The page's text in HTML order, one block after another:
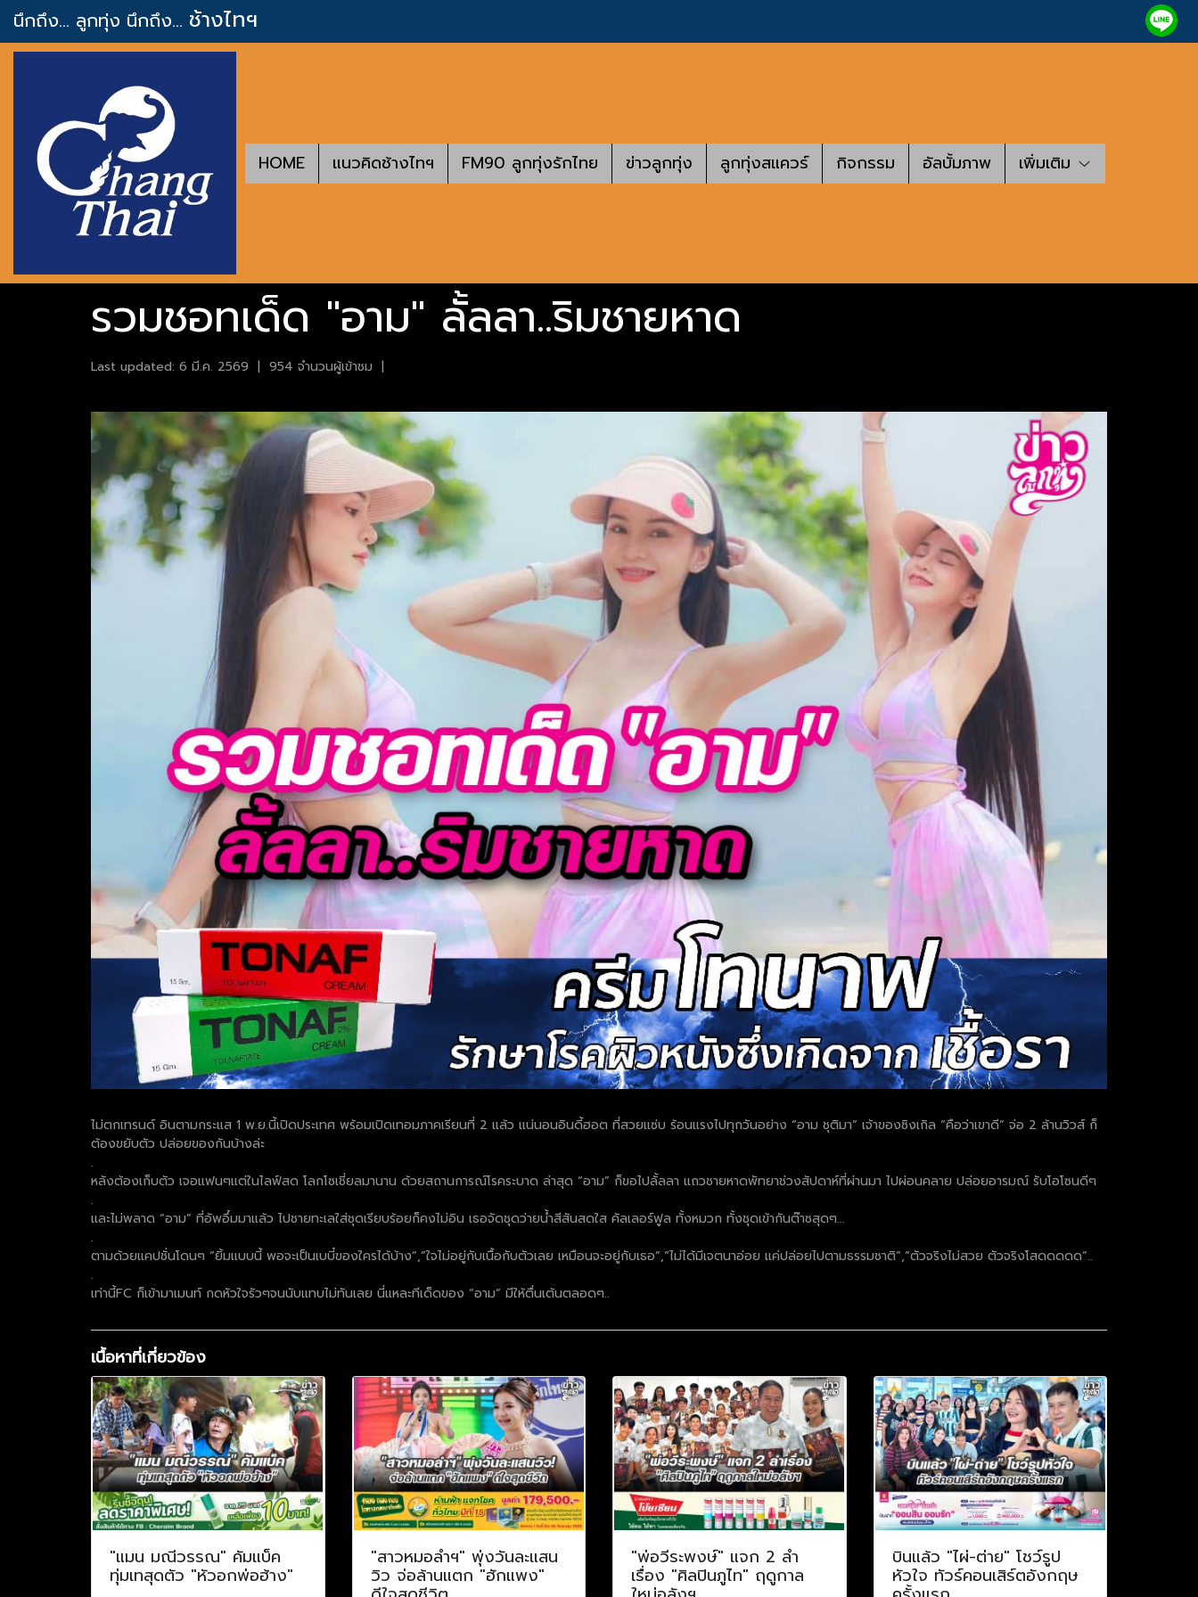
นึกถึง... ลูกทุ่ง นึกถึง... ช้างไทฯ
HOME แนวคิดช้างไทฯ FM90 ลูกทุ่งรักไทย ข่าวลูกทุ่ง ลูกทุ่งสแควร์ กิจกรรม อัลบั้มภาพ เพิ่มเติม
รวมชอทเด็ด "อาม" ลั้ลลา..ริมชายหาด
Last updated: 6 มี.ค. 2569 | 954 จำนวนผู้เข้าชม |
ไม่ตกเทรนด์ อินตามกระแส 1 พ.ย.นี้เปิดประเทศ พร้อมเปิดเทอมภาคเรียนที่ 2 แล้ว แน่นอนอินดี้ฮอต ที่สวยแซ่บ ร้อนแรงไปทุกวันอย่าง “อาม ชุติมา” เจ้าของซิงเกิล “คือว่าเขาดี” จ่อ 2 ล้านวิวส์ ก็
ต้องขยับตัว ปล่อยของกันบ้างล่ะ
.
หลังต้องเก็บตัว เจอแฟนๆแต่ในไลฟ์สด โลกโซเชี่ยลมานาน ด้วยสถานการณ์โรคระบาด ล่าสุด “อาม” ก็ขอไปลั้ลลา แถวชายหาดพัทยาช่วงสัปดาห์ที่ผ่านมา ไปผ่อนคลาย ปล่อยอารมณ์ รับโอโซนดีๆ
.
และไม่พลาด “อาม” ที่อัพอึ๋มมาแล้ว ไปชายทะเลใส่ชุดเรียบร้อยก็คงไม่อิน เธอจัดชุดว่ายน้ำสีสันสดใส คัลเลอร์ฟูล ทั้งหมวก ทั้งชุดเข้ากันต๊าซสุดๆ...
.
ตามด้วยแคปชั่นโดนๆ “ยิ้มแบบนี้ พอจะเป็นเบบี๋ของใครได้บ้าง”,”ใจไม่อยู่กับเนื้อกับตัวเลย เหมือนจะอยู่กับเธอ”,”ไม่ได้มีเจตนาอ่อย แค่ปล่อยไปตามธรรมชาติ”,”ตัวจริงไม่สวย ตัวจริงโสดดดดด”..
.
เท่านี้FC ก็เข้ามาเมนท์ กดหัวใจรัวๆจนนับแทบไม่ทันเลย นี่แหละทีเด็ดของ “อาม” มีให้ตื่นเต้นตลอดๆ..
เนื้อหาที่เกี่ยวข้อง
"แมน มณีวรรณ" คัมแบ็ค
ทุ่มเทสุดตัว "หัวอกพ่อฮ้าง"
"สาวหมอลำฯ" พุ่งวันละแสน
วิว จ่อล้านแตก "ฮักแพง"
"พ่อวีระพงษ์" แจก 2 ลำ
เรื่อง "ศิลปินภูไท" ฤดูกาล
บินแล้ว "ไผ่-ต่าย" โชว์รูป
หัวใจ ทัวร์คอนเสิร์ตอังกฤษ